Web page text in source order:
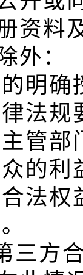
资料
外：
明确
法规
管部
的利
法权
三方